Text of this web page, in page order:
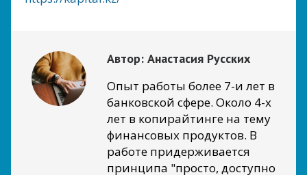
Автор: Анастасия Русских
Опыт работы более 7-и лет в
банковской сфере. Около 4-х
лет в копирайтинге на тему
финансовых продуктов. В
работе придерживается
принципа "просто, доступно